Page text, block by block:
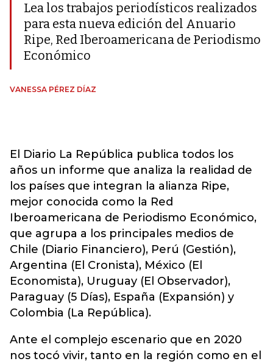
Lea los trabajos periodísticos realizados
para esta nueva edición del Anuario
Ripe, Red Iberoamericana de Periodismo
Económico
VANESSA PÉREZ DÍAZ
El Diario La República publica todos los
años un informe que analiza la realidad de
los países que integran la alianza Ripe,
mejor conocida como la Red
Iberoamericana de Periodismo Económico,
que agrupa a los principales medios de
Chile (Diario Financiero), Perú (Gestión),
Argentina (El Cronista), México (El
Economista), Uruguay (El Observador),
Paraguay (5 Días), España (Expansión) y
Colombia (La República).
Ante el complejo escenario que en 2020
nos tocó vivir, tanto en la región como en el